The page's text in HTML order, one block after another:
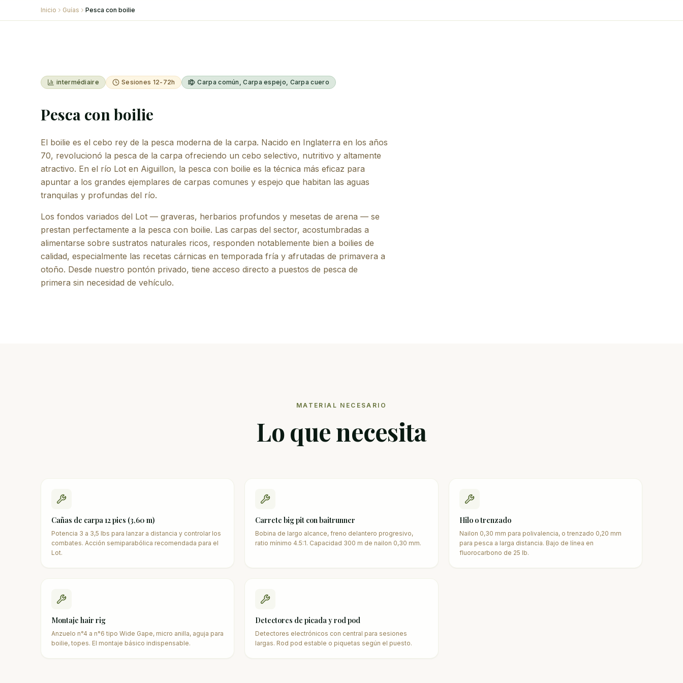
Inicio Guías Pesca con boilie
intermédiaire Sesiones 12-72h Carpa común, Carpa espejo, Carpa cuero
Pesca con boilie
El boilie es el cebo rey de la pesca moderna de la carpa. Nacido en Inglaterra en los años
70, revolucionó la pesca de la carpa ofreciendo un cebo selectivo, nutritivo y altamente
atractivo. En el río Lot en Aiguillon, la pesca con boilie es la técnica más eficaz para
apuntar a los grandes ejemplares de carpas comunes y espejo que habitan las aguas
tranquilas y profundas del río.
Los fondos variados del Lot — graveras, herbarios profundos y mesetas de arena — se
prestan perfectamente a la pesca con boilie. Las carpas del sector, acostumbradas a
alimentarse sobre sustratos naturales ricos, responden notablemente bien a boilies de
calidad, especialmente las recetas cárnicas en temporada fría y afrutadas de primavera a
otoño. Desde nuestro pontón privado, tiene acceso directo a puestos de pesca de
primera sin necesidad de vehículo.
MATERIAL NECESARIO
Lo que necesita
Cañas de carpa 12 pies (3,60 m)
Potencia 3 a 3,5 lbs para lanzar a distancia y controlar los
combates. Acción semiparabólica recomendada para el
Lot.
Carrete big pit con baitrunner
Bobina de largo alcance, freno delantero progresivo,
ratio mínimo 4.5:1. Capacidad 300 m de nailon 0,30 mm.
Hilo o trenzado
Nailon 0,30 mm para polivalencia, o trenzado 0,20 mm
para pesca a larga distancia. Bajo de línea en
fluorocarbono de 25 lb.
Montaje hair rig
Anzuelo n°4 a n°6 tipo Wide Gape, micro anilla, aguja para
boilie, topes. El montaje básico indispensable.
Detectores de picada y rod pod
Detectores electrónicos con central para sesiones
largas. Rod pod estable o piquetas según el puesto.